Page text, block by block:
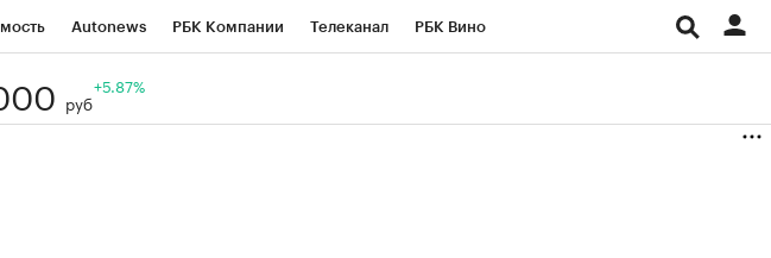
Autonews РБК Компании Телеканал РБК Вино
Визионеры
руб
+5.87%